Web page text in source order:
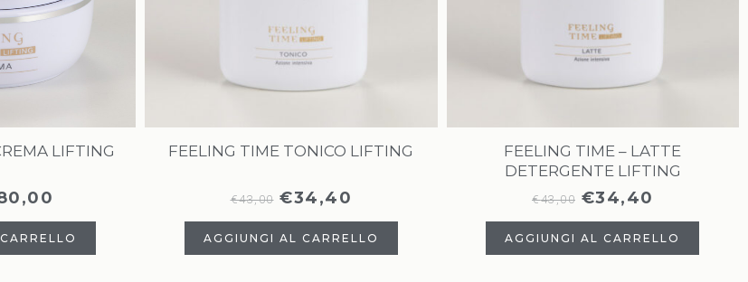
LIFTING FEELING TIME TONICO LIFTING
€43,00 €34,40
AGGIUNGI AL CARRELLO
FEELING TIME – LATTE
DETERGENTE LIFTING
€43,00 €34,40
AGGIUNGI AL CARRELLO